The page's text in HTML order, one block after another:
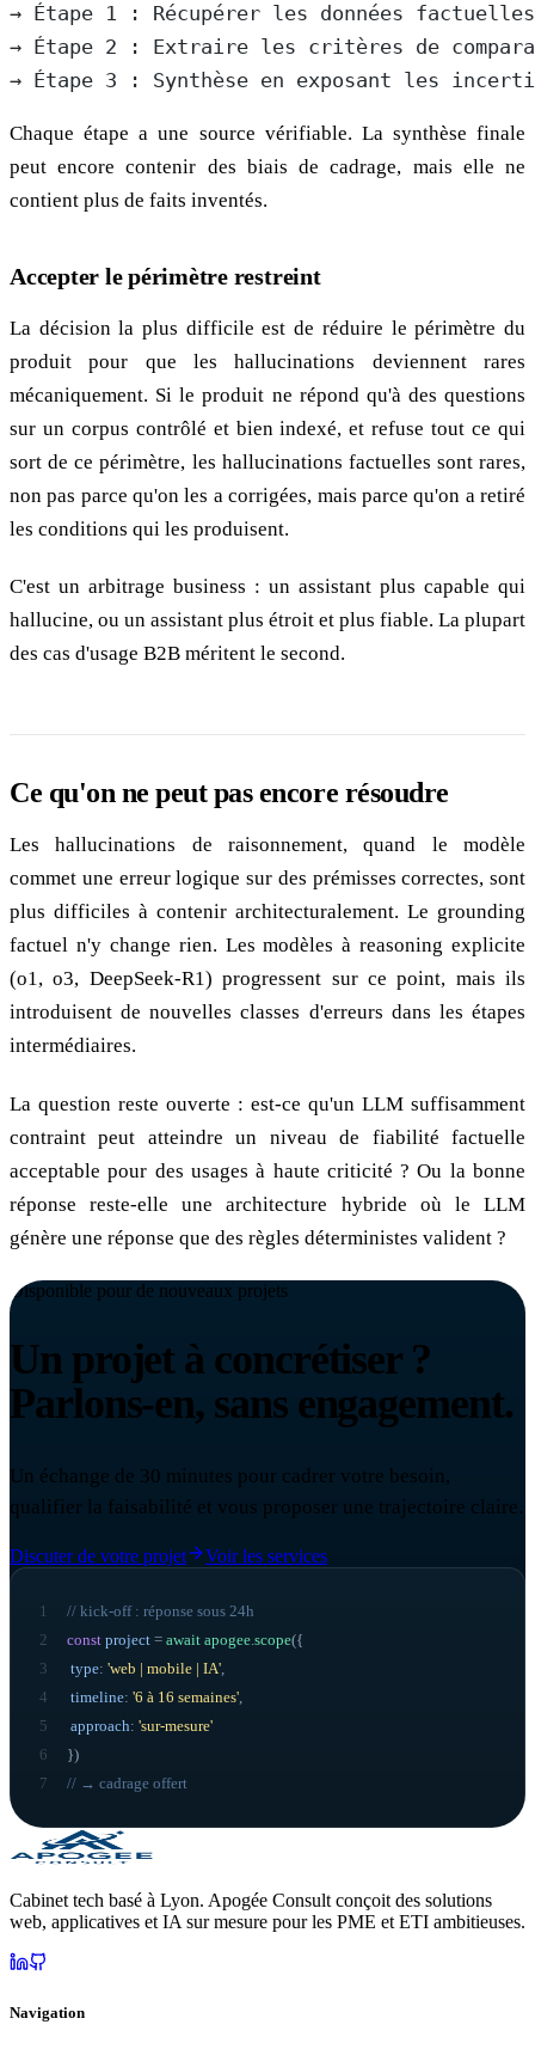
→ Étape 1 : Récupérer les données
→ Étape 2 : Extraire les critères de
→ Étape 3 : Synthèse en exposant les
Chaque étape a une source vérifiable. La synthèse finale
peut encore contenir des biais de cadrage, mais elle ne
contient plus de faits inventés.
Accepter le périmètre restreint
La décision la plus difficile est de réduire le périmètre du
produit pour que les hallucinations deviennent rares
mécaniquement. Si le produit ne répond qu'à des questions
sur un corpus contrôlé et bien indexé, et refuse tout ce qui
sort de ce périmètre, les hallucinations factuelles sont rares,
non pas parce qu'on les a corrigées, mais parce qu'on a retiré
les conditions qui les produisent.
C'est un arbitrage business : un assistant plus capable qui
hallucine, ou un assistant plus étroit et plus fiable. La plupart
des cas d'usage B2B méritent le second.
Ce qu'on ne peut pas encore résoudre
Les hallucinations de raisonnement, quand le modèle
commet une erreur logique sur des prémisses correctes, sont
plus difficiles à contenir architecturalement. Le grounding
factuel n'y change rien. Les modèles à reasoning explicite
(o1, o3, DeepSeek-R1) progressent sur ce point, mais ils
introduisent de nouvelles classes d'erreurs dans les étapes
intermédiaires.
La question reste ouverte : est-ce qu'un LLM suffisamment
contraint peut atteindre un niveau de fiabilité factuelle
acceptable pour des usages à haute criticité ? Ou la bonne
réponse reste-elle une architecture hybride où le LLM
génère une réponse que des règles déterministes valident ?
Disponible pour de nouveaux projets
Un projet à concrétiser ?
Parlons-en, sans engagement.
Un échange de 30 minutes pour cadrer votre besoin,
qualifier la faisabilité et vous proposer une trajectoire claire.
Discuter de votre projet Voir les services
1
// kick-off : réponse sous 24h
2
const project = await apogee.scope({
3
type: 'web | mobile | IA',
4
timeline: '6 à 16 semaines',
5
approach: 'sur-mesure'
6
})
7
// → cadrage offert
Cabinet tech basé à Lyon. Apogée Consult conçoit des solutions
web, applicatives et IA sur mesure pour les PME et ETI ambitieuses.
Navigation